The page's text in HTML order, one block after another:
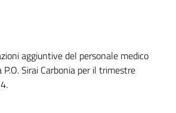
aggiuntive del personale medico
Sirai Carbonia per il trimestre